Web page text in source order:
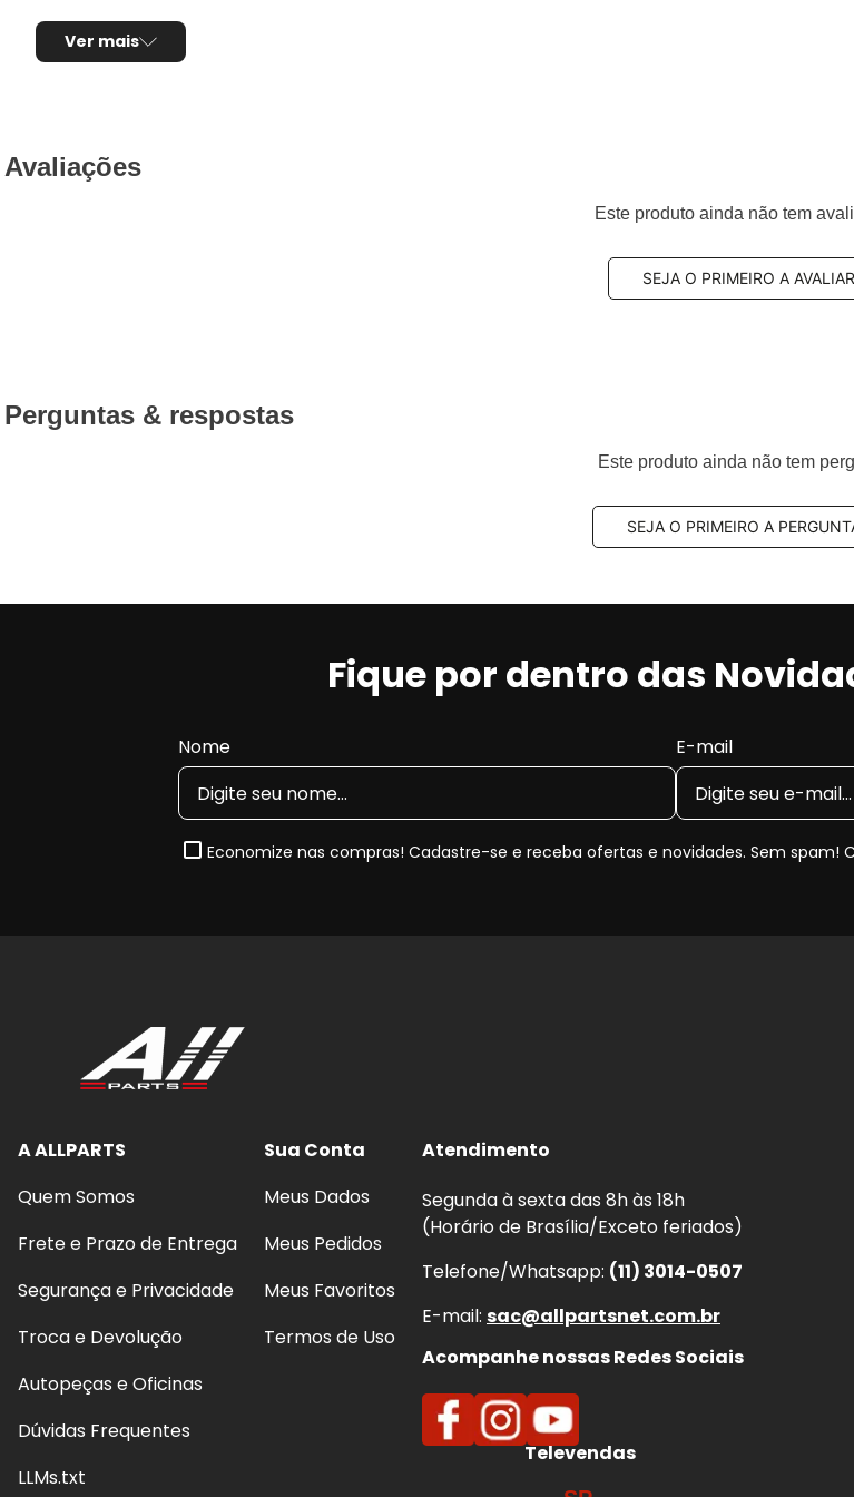
Ver mais
Avaliações
Este produto ainda não tem
SEJA O PRIMEIRO A AVALIAR
Perguntas & respostas
Este produto ainda não tem
SEJA O PRIMEIRO A
Fique por dentro das
Nome
E-mail
Economize nas compras! Cadastre-se e receba ofertas e novidades. Sem spam!
A ALLPARTS
Quem Somos
Frete e Prazo de Entrega
Segurança e Privacidade
Troca e Devolução
Autopeças e Oficinas
Dúvidas Frequentes
LLMs.txt
Sua Conta
Meus Dados
Meus Pedidos
Meus Favoritos
Termos de Uso
Atendimento
Segunda à sexta das 8h às 18h
(Horário de Brasília/Exceto feriados)
Telefone/Whatsapp: (11) 3014-0507
E-mail: sac@allpartsnet.com.br
Acompanhe nossas Redes Sociais
Televendas